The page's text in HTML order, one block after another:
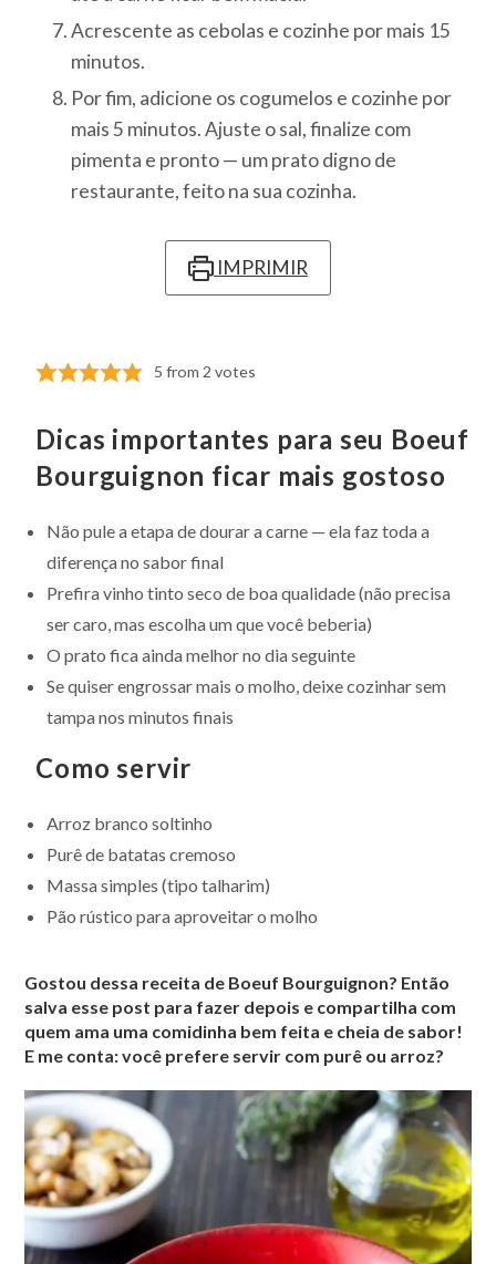
Acrescente as cebolas e cozinhe por mais 15
minutos.
Por fim, adicione os cogumelos e cozinhe por
mais 5 minutos. Ajuste o sal, finalize com
pimenta e pronto — um prato digno de
restaurante, feito na sua cozinha.
IMPRIMIR
5 from2 votes
Dicas importantes para seu Boeuf
Bourguignon ficar mais gostoso
Não pule a etapa de dourar a carne — ela faz toda a
diferença no sabor final
Prefira vinho tinto seco de boa qualidade (não precisa
ser caro, mas escolha um que você beberia)
O prato fica ainda melhor no dia seguinte
Se quiser engrossar mais o molho, deixe cozinhar sem
tampa nos minutos finais
Como servir
Arroz branco soltinho
Purê de batatas cremoso
Massa simples (tipo talharim)
Pão rústico para aproveitar o molho
Gostou dessa receita de Boeuf Bourguignon? Então
salva esse post para fazer depois e compartilha com
quem ama uma comidinha bem feita e cheia de sabor!
E me conta: você prefere servir com purê ou arroz?